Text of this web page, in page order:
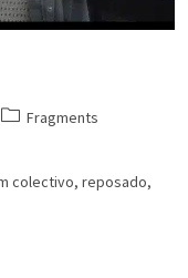
Fragments
colectivo, reposado,